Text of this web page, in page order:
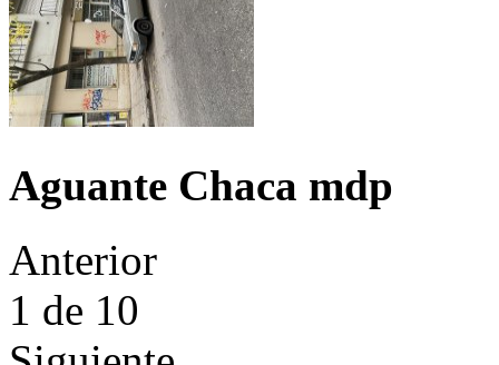
Aguante Chaca mdp
Anterior
1 de 10